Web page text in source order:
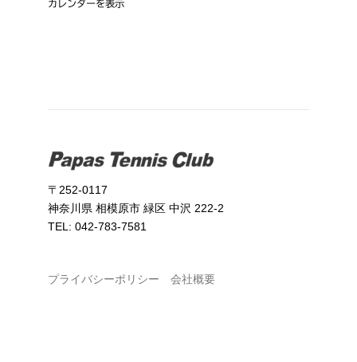
カレンダーを表示
〒252-0117
神奈川県 相模原市 緑区 中沢 222-2
TEL: 042-783-7581
プライバシーポリシー 会社概要